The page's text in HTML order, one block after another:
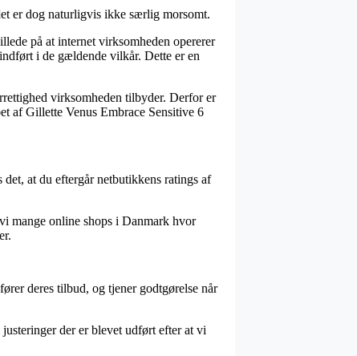
er dog naturligvis ikke særlig morsomt.
på at internet virksomheden opererer
i de gældende vilkår. Dette er en
virksomheden tilbyder. Derfor er
af Gillette Venus Embrace Sensitive 6
at du eftergår netbutikkens ratings af
mange online shops i Danmark hvor
deres tilbud, og tjener godtgørelse når
der er blevet udført efter at vi